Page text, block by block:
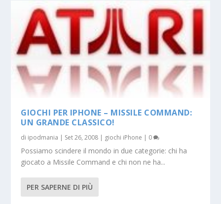
GIOCHI PER IPHONE – MISSILE COMMAND:
UN GRANDE CLASSICO!
di ipodmania | Set 26, 2008 | giochi iPhone | 0
Possiamo scindere il mondo in due categorie: chi ha
giocato a Missile Command e chi non ne ha...
PER SAPERNE DI PIÙ